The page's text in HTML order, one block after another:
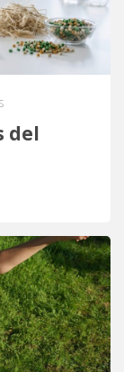
del